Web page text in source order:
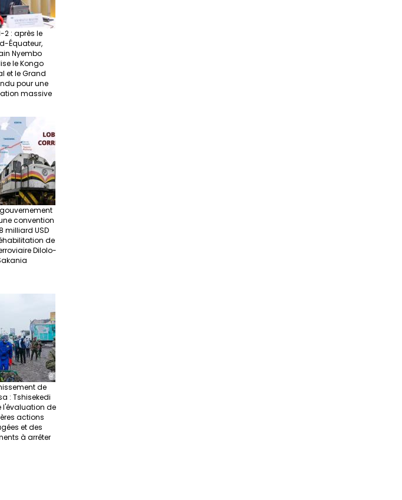
2 : après le
Équateur,
Nyembo
le Kongo
et le Grand
pour une
massive
gouvernement
convention
milliard USD
de
Dilolo-
de
: Tshisekedi
l'évaluation de
actions
et des
à arrêter